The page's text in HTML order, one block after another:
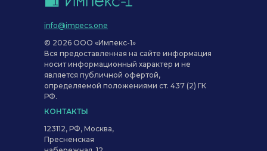
© 2026 ООО «Импекс-1»
Вся предоставленная на сайте информация
носит информационный характер и не
является публичной офертой,
определяемой положениями ст. 437 (2) ГК
РФ.
info@impecs.one
123112, РФ, Москва,
Пресненская
КОНТАКТЫ